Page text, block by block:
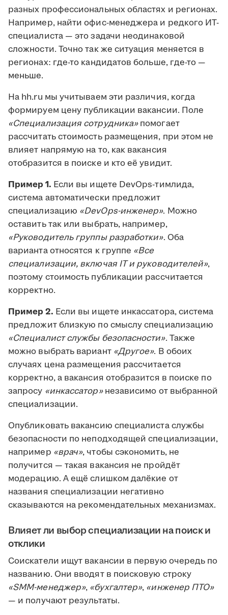
разных профессиональных областях и регионах.
Например, найти офис-менеджера и редкого ИТ-
специалиста — это задачи неодинаковой
сложности. Точно так же ситуация меняется в
регионах: где-то кандидатов больше, где-то —
меньше.
На hh.ru мы учитываем эти различия, когда
формируем цену публикации вакансии. Поле
«Специализация сотрудника»помогает
рассчитать стоимость размещения, при этом не
влияет напрямую на то, как вакансия
отобразится в поиске и кто её увидит.
Пример 1. Если вы ищете DevOps-тимлида,
система автоматически предложит
специализацию «DevOps-инженер». Можно
оставить так или выбрать, например,
«Руководитель группы разработки». Оба
варианта относятся к группе «Все
специализации, включая IT и руководителей»,
поэтому стоимость публикации рассчитается
корректно.
Пример 2. Если вы ищете инкассатора, система
предложит близкую по смыслу специализацию
«Специалист службы безопасности». Также
можно выбрать вариант «Другое». В обоих
случаях цена размещения рассчитается
корректно, а вакансия отобразится в поиске по
запросу «инкассатор»независимо от выбранной
специализации.
Опубликовать вакансию специалиста службы
безопасности по неподходящей специализации,
например «врач», чтобы сэкономить, не
получится — такая вакансия не пройдёт
модерацию. А ещё слишком далёкие от
названия специализации негативно
сказываются на рекомендательных механизмах.
Влияет ли выбор специализации на поиск и
отклики
Соискатели ищут вакансии в первую очередь по
названию. Они вводят в поисковую строку
«SMM-менеджер», «бухгалтер», «инженер ПТО»
— и получают результаты.